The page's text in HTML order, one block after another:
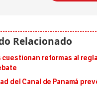
cuestionan reformas al
del Canal de Panamá